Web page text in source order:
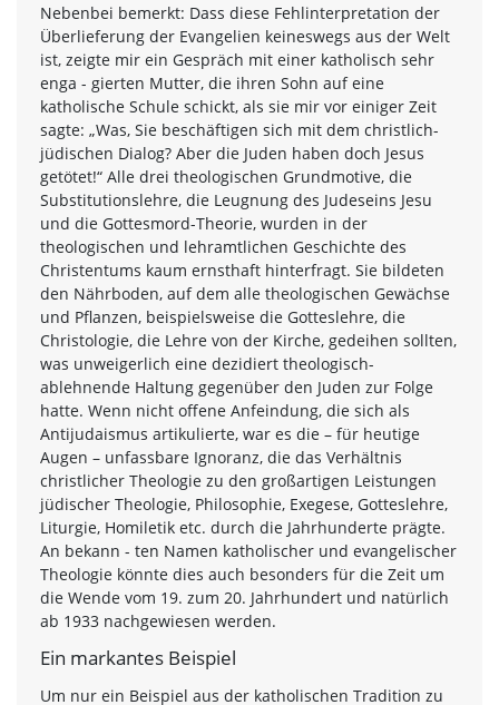
Nebenbei bemerkt: Dass diese Fehlinterpretation der
Überlieferung der Evangelien keineswegs aus der Welt
ist, zeigte mir ein Gespräch mit einer katholisch sehr
enga - gierten Mutter, die ihren Sohn auf eine
katholische Schule schickt, als sie mir vor einiger Zeit
sagte: „Was, Sie beschäftigen sich mit dem christlich-
jüdischen Dialog? Aber die Juden haben doch Jesus
getötet!“ Alle drei theologischen Grundmotive, die
Substitutionslehre, die Leugnung des Judeseins Jesu
und die Gottesmord-Theorie, wurden in der
theologischen und lehramtlichen Geschichte des
Christentums kaum ernsthaft hinterfragt. Sie bildeten
den Nährboden, auf dem alle theologischen Gewächse
und Pflanzen, beispielsweise die Gotteslehre, die
Christologie, die Lehre von der Kirche, gedeihen sollten,
was unweigerlich eine dezidiert theologisch-
ablehnende Haltung gegenüber den Juden zur Folge
hatte. Wenn nicht offene Anfeindung, die sich als
Antijudaismus artikulierte, war es die – für heutige
Augen – unfassbare Ignoranz, die das Verhältnis
christlicher Theologie zu den großartigen Leistungen
jüdischer Theologie, Philosophie, Exegese, Gotteslehre,
Liturgie, Homiletik etc. durch die Jahrhunderte prägte.
An bekann - ten Namen katholischer und evangelischer
Theologie könnte dies auch besonders für die Zeit um
die Wende vom 19. zum 20. Jahrhundert und natürlich
ab 1933 nachgewiesen werden.
Ein markantes Beispiel
Um nur ein Beispiel aus der katholischen Tradition zu